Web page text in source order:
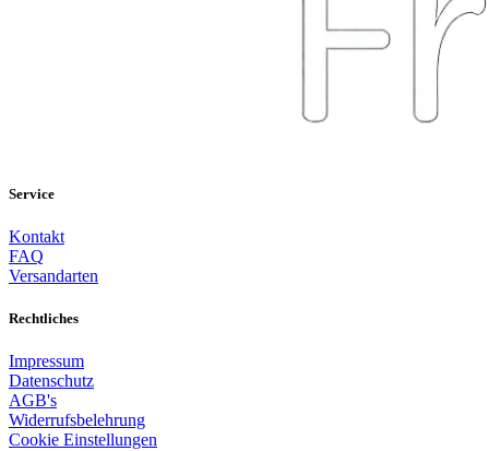
Service
Kontakt
FAQ
Versandarten
Rechtliches
Impressum
Datenschutz
AGB's
Widerrufsbelehrung
Cookie Einstellungen